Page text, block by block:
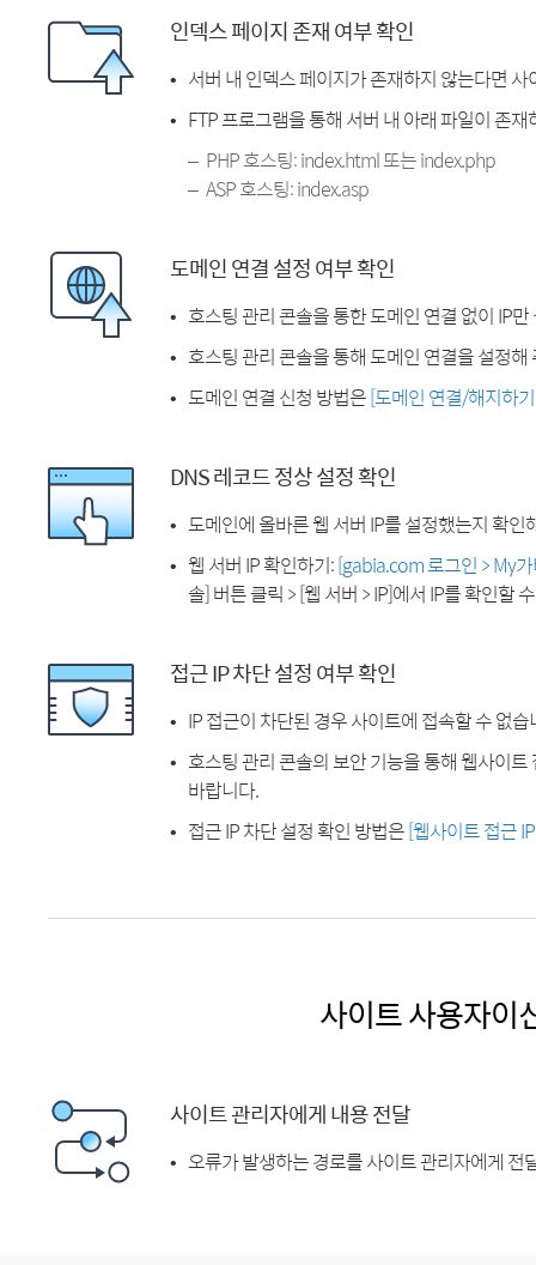
인덱스 페이지 존재 여부 확인
서버 내 인덱스 페이지가 존재하지 않는다면
FTP 프로그램을 통해 서버 내 아래 파일이 존
PHP 호스팅: index.html 또는 index.php
ASP 호스팅: index.asp
도메인 연결 설정 여부 확인
호스팅 관리 콘솔을 통한 도메인 연결 없이 IP
호스팅 관리 콘솔을 통해 도메인 연결을 설정해
도메인 연결 신청 방법은[도메인 연결/해지하
DNS 레코드 정상 설정 확인
도메인에 올바른 웹 서버 IP를 설정했는지 확인
웹 서버 IP 확인하기:[gabia.com 로그인 > My
솔] 버튼 클릭 > [웹 서버 > IP]에서 IP를 확인할
접근 IP 차단 설정 여부 확인
IP 접근이 차단된 경우 사이트에 접속할 수 없습
호스팅 관리 콘솔의 보안 기능을 통해 웹사이
바랍니다.
접근 IP 차단 설정 확인 방법은[웹사이트 접근
사이트 사용자이
사이트 관리자에게 내용 전달
오류가 발생하는 경로를 사이트 관리자에게 전